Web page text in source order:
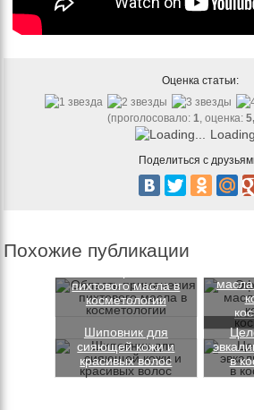
Оценка статьи:
(проголосовало: 1 , оценка:
Поделиться с
Похожие публикации
пихтового масла в
косметологии
Шиповник для
сияющей кожи и
красивых волос
в